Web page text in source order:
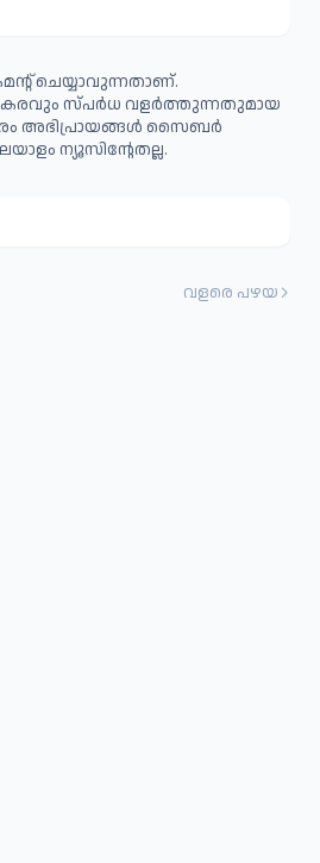
ചെയ്യാവുന്നതാണ്.
സ്പര്‍ധ വളര്‍ത്തുന്നതുമായ
അഭിപ്രായങ്ങള്‍ സൈബര്‍
ന്യൂസിന്റേതല്ല.
വളരെ പഴയ